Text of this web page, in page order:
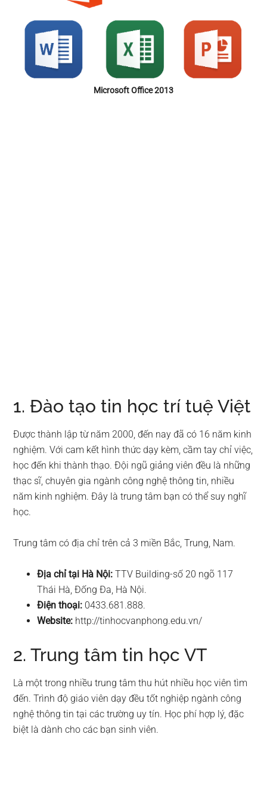
Microsoft Office 2013
1. Đào tạo tin học trí tuệ Việt
Được thành lập từ năm 2000, đến nay đã có 16 năm kinh
nghiệm. Với cam kết hình thức dạy kèm, cầm tay chỉ việc,
học đến khi thành thạo. Đội ngũ giảng viên đều là những
thạc sĩ, chuyên gia ngành công nghệ thông tin, nhiều
năm kinh nghiệm. Đây là trung tâm bạn có thể suy nghĩ
học.
Trung tâm có địa chỉ trên cả 3 miền Bắc, Trung, Nam.
Địa chỉ tại Hà Nội: TTV Building-số 20 ngõ 117
Thái Hà, Đống Đa, Hà Nội.
Điện thoại: 0433.681.888.
Website: http://tinhocvanphong.edu.vn/
2. Trung tâm tin học VT
Là một trong nhiều trung tâm thu hút nhiều học viên tìm
đến. Trình độ giáo viên dạy đều tốt nghiệp ngành công
nghệ thông tin tại các trường uy tín. Học phí hợp lý, đặc
biệt là dành cho các bạn sinh viên.